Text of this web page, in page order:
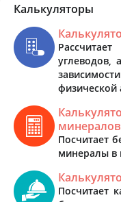
Калькуляторы
углеводов,
физической
минералов
Посчитает
минералы в
Посчитает